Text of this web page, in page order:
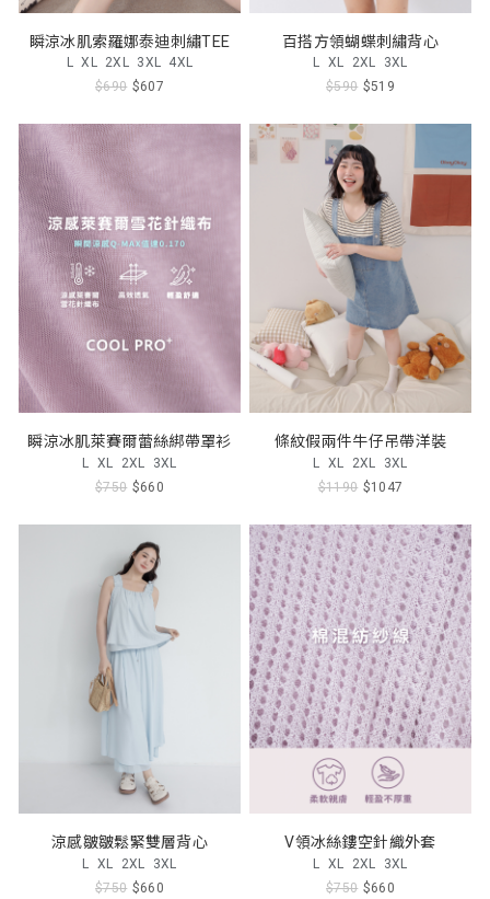
瞬涼冰肌索羅娜泰迪刺繡TEE
L XL 2XL 3XL 4XL
$690 $607
百搭方領蝴蝶刺繡背心
L XL 2XL 3XL
$590 $519
瞬涼冰肌萊賽爾蕾絲綁帶罩衫
L XL 2XL 3XL
$750 $660
條紋假兩件牛仔吊帶洋裝
L XL 2XL 3XL
$1190 $1047
涼感皺皺鬆緊雙層背心
L XL 2XL 3XL
$750 $660
V領冰絲鏤空針織外套
L XL 2XL 3XL
$750 $660